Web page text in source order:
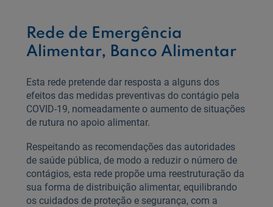
Rede de Emergência
Alimentar, Banco Alimentar
Esta rede pretende dar resposta a alguns dos
efeitos das medidas preventivas do contágio pela
COVID-19, nomeadamente o aumento de situações
de rutura no apoio alimentar.
Respeitando as recomendações das autoridades
de saúde pública, de modo a reduzir o número de
contágios, esta rede propõe uma reestruturação da
sua forma de distribuição alimentar, equilibrando
os cuidados de proteção e segurança, com a